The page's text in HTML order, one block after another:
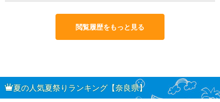
閲覧履歴をもっと見る
夏の人気夏祭りランキング【奈良県】